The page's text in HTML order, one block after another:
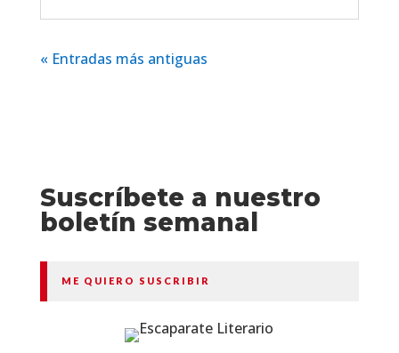
« Entradas más antiguas
Suscríbete a nuestro
boletín semanal
ME QUIERO SUSCRIBIR